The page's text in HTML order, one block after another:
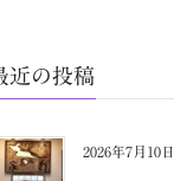
近の投稿
2026年7月10日